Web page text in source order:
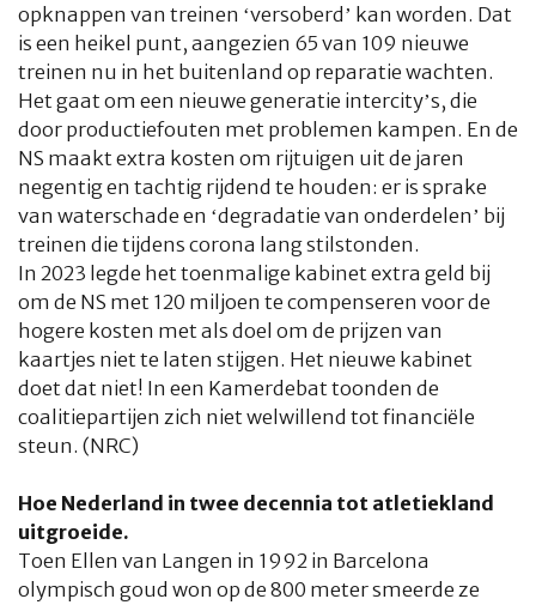
opknappen van treinen ‘versoberd’ kan worden. Dat
is een heikel punt, aangezien 65 van 109 nieuwe
treinen nu in het buitenland op reparatie wachten.
Het gaat om een nieuwe generatie intercity’s, die
door productiefouten met problemen kampen. En de
NS maakt extra kosten om rijtuigen uit de jaren
negentig en tachtig rijdend te houden: er is sprake
van waterschade en ‘degradatie van onderdelen’ bij
treinen die tijdens corona lang stilstonden.
In 2023 legde het toenmalige kabinet extra geld bij
om de NS met 120 miljoen te compenseren voor de
hogere kosten met als doel om de prijzen van
kaartjes niet te laten stijgen. Het nieuwe kabinet
doet dat niet! In een Kamerdebat toonden de
coalitiepartijen zich niet welwillend tot financiële
steun. (NRC)
Hoe Nederland in twee decennia tot atletiekland
uitgroeide.
Toen Ellen van Langen in 1992 in Barcelona
olympisch goud won op de 800 meter smeerde ze